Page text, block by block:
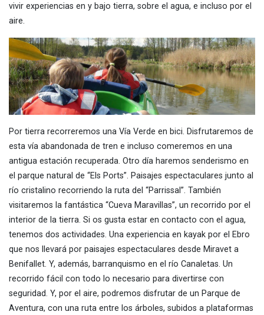
vivir experiencias en y bajo tierra, sobre el agua, e incluso por el
aire.
Por tierra recorreremos una Vía Verde en bici. Disfrutaremos de
esta vía abandonada de tren e incluso comeremos en una
antigua estación recuperada. Otro día haremos senderismo en
el parque natural de “Els Ports”. Paisajes espectaculares junto al
río cristalino recorriendo la ruta del “Parrissal”. También
visitaremos la fantástica “Cueva Maravillas”, un recorrido por el
interior de la tierra. Si os gusta estar en contacto con el agua,
tenemos dos actividades. Una experiencia en kayak por el Ebro
que nos llevará por paisajes espectaculares desde Miravet a
Benifallet. Y, además, barranquismo en el río Canaletas. Un
recorrido fácil con todo lo necesario para divertirse con
seguridad. Y, por el aire, podremos disfrutar de un Parque de
Aventura, con una ruta entre los árboles, subidos a plataformas